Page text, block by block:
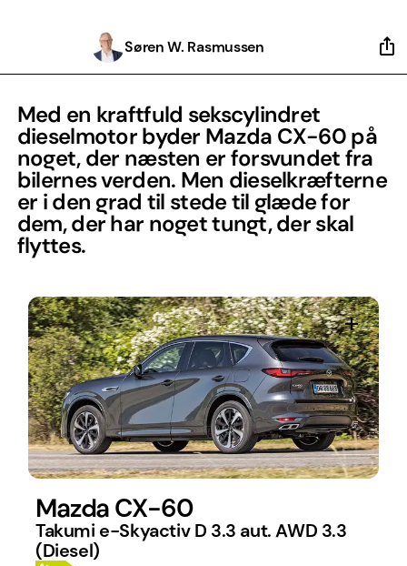
Søren W. Rasmussen
Med en kraftfuld sekscylindret
dieselmotor byder Mazda CX-60 på
noget, der næsten er forsvundet fra
bilernes verden. Men dieselkræfterne
er i den grad til stede til glæde for
dem, der har noget tungt, der skal
flyttes.
Mazda CX-60
Takumi e-Skyactiv D 3.3 aut. AWD 3.3
(Diesel)